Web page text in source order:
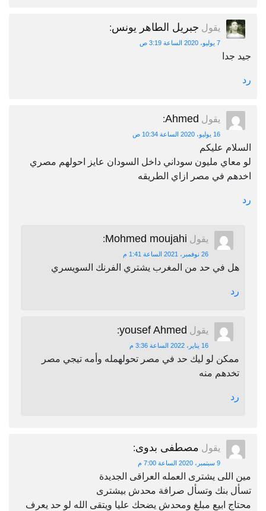
يقول جبريل الطاهر يونس:
7 يوليو، 2020 الساعة 3:19 ص
جيد جدا
رد
يقول Ahmed
:
16 يوليو، 2020 الساعة 10:34 ص
السلام عليكم
لو معاي مليون سوداني داخل السودان عايز احولهم مصري
اخدهم في مصر ازاي الطريقه
رد
يقول Mohmed moujahi
:
26 نوفمبر، 2021 الساعة 1:41 م
هل في حد من المغرب يشتري الفرنك السويسري
رد
يقول yousef Ahmed
:
16 يناير، 2022 الساعة 3:36 م
ممكن لو ليك حد في مصر تحولهمله وأمه تيجي مصر
تخدهم منه
رد
يقول مصطفى بدوى:
9 سبتمبر، 2020 الساعة 7:00 م
مين اللى يشترى العمله العراقى الجديدة
تسأل بنك وتسأل صرافة محدش بيشترى
محتاج ابيع مبلغ ومحدش يضحك عليا ويتقى الله لو حد يعرف